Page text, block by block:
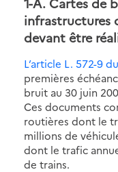
infrastructures
devant être
L’article L. 572-9
premières
bruit au 30 juin
Ces documents
routières dont le
millions de
dont le trafic
de trains.